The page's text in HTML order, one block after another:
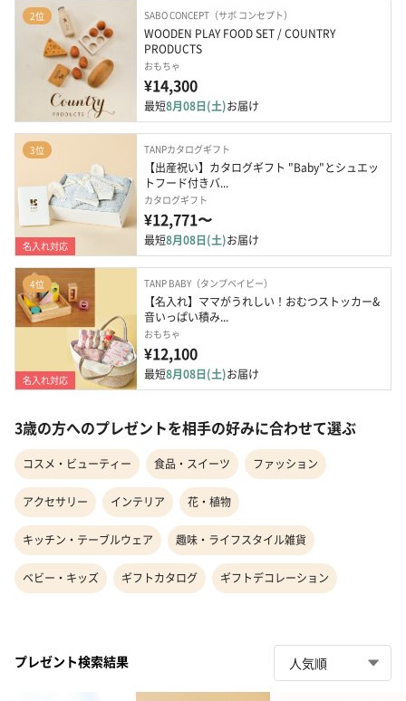
2位 SABO CONCEPT（サボ コンセプト）
WOODEN PLAY FOOD SET / COUNTRY
PRODUCTS
おもちゃ
¥14,300
最短8月08日(土)お届け
3位
名入れ対応
TANPカタログギフト
【出産祝い】カタログギフト "Baby"とシュエッ
トフード付きバ...
カタログギフト
¥12,771〜
最短8月08日(土)お届け
4位
名入れ対応
TANP BABY（タンプベイビー）
【名入れ】ママがうれしい！おむつストッカー&
音いっぱい積み...
おもちゃ
¥12,100
最短8月08日(土)お届け
3歳の方へのプレゼントを相手の好みに合わせて選ぶ
コスメ・ビューティー 食品・スイーツ ファッション
アクセサリー インテリア 花・植物
キッチン・テーブルウェア 趣味・ライフスタイル雑貨
ベビー・キッズ ギフトカタログ ギフトデコレーション
プレゼント検索結果